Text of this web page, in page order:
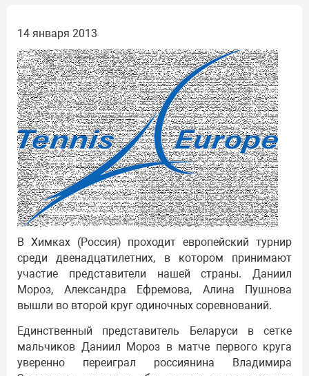
14 января 2013
В Химках (Россия) проходит европейский турнир
среди двенадцатилетних, в котором принимают
участие представители нашей страны. Даниил
Мороз, Александра Ефремова, Алина Пушнова
вышли во второй круг одиночных соревнований.
Единственный представитель Беларуси в сетке
мальчиков Даниил Мороз в матче первого круга
уверенно переиграл россиянина Владимира